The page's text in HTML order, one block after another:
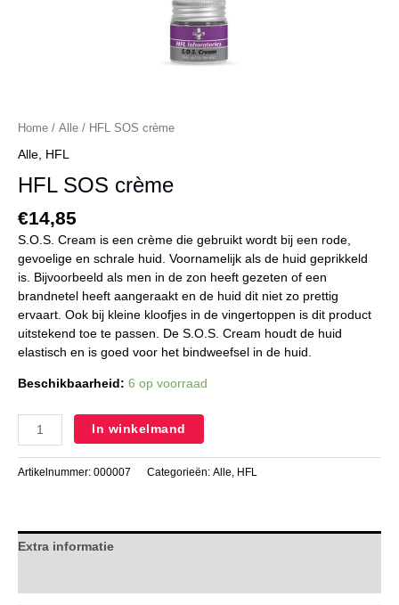
Home / Alle / HFL SOS crème
Alle, HFL
HFL SOS crème
€14,85
S.O.S. Cream is een crème die gebruikt wordt bij een rode,
gevoelige en schrale huid. Voornamelijk als de huid geprikkeld
is. Bijvoorbeeld als men in de zon heeft gezeten of een
brandnetel heeft aangeraakt en de huid dit niet zo prettig
ervaart. Ook bij kleine kloofjes in de vingertoppen is dit product
uitstekend toe te passen. De S.O.S. Cream houdt de huid
elastisch en is goed voor het bindweefsel in de huid.
Beschikbaarheid: 6 op voorraad
In winkelmand
Artikelnummer: 000007 Categorieën: Alle, HFL
Extra informatie